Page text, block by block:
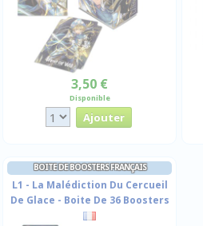
3,50 €
Disponible
BOITE DE BOOSTERS FRANÇAIS
L1 - La Malédiction Du Cercueil
De Glace - Boite De 36 Boosters